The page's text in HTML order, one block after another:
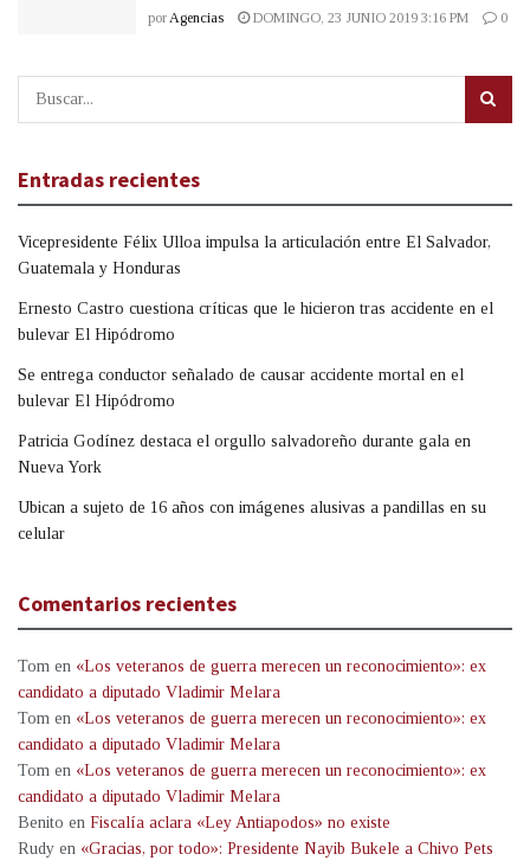
porAgencias DOMINGO, 23 JUNIO 2019 3:16 PM 0
Entradas recientes
Vicepresidente Félix Ulloa impulsa la articulación entre El Salvador,
Guatemala y Honduras
Ernesto Castro cuestiona críticas que le hicieron tras accidente en el
bulevar El Hipódromo
Se entrega conductor señalado de causar accidente mortal en el
bulevar El Hipódromo
Patricia Godínez destaca el orgullo salvadoreño durante gala en
Nueva York
Ubican a sujeto de 16 años con imágenes alusivas a pandillas en su
celular
Comentarios recientes
Tom en «Los veteranos de guerra merecen un reconocimiento»: ex
candidato a diputado Vladimir Melara
Tom en «Los veteranos de guerra merecen un reconocimiento»: ex
candidato a diputado Vladimir Melara
Tom en «Los veteranos de guerra merecen un reconocimiento»: ex
candidato a diputado Vladimir Melara
Benito en Fiscalía aclara «Ley Antiapodos» no existe
Rudy en «Gracias, por todo»: Presidente Nayib Bukele a Chivo Pets